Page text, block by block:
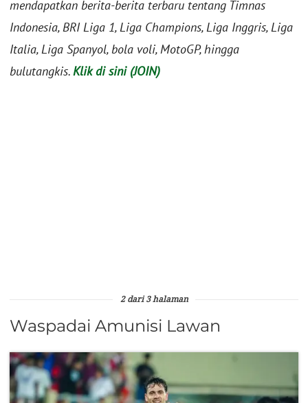
mendapatkan berita-berita terbaru tentang Timnas
Indonesia, BRI Liga 1, Liga Champions, Liga Inggris, Liga
Italia, Liga Spanyol, bola voli, MotoGP, hingga
bulutangkis.Klik di sini (JOIN)
2 dari 3 halaman
Waspadai Amunisi Lawan